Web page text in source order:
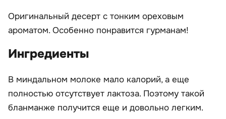
Оригинальный десерт с тонким ореховым
ароматом. Особенно понравится гурманам!
Ингредиенты
В миндальном молоке мало калорий, а еще
полностью отсутствует лактоза. Поэтому такой
бланманже получится еще и довольно легким.